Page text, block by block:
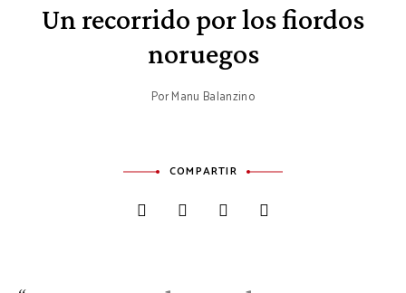
Un recorrido por los fiordos
noruegos
PorManu Balanzino
COMPARTIR